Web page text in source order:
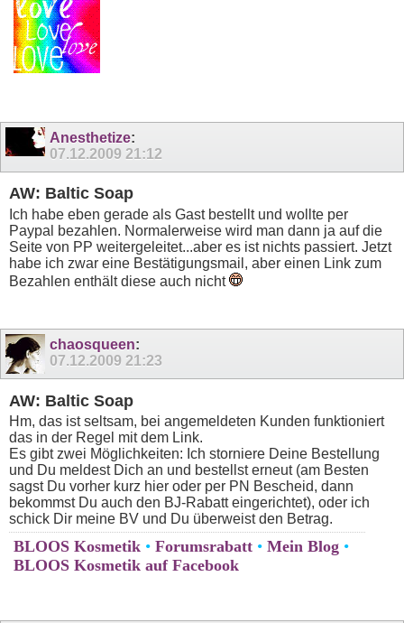
Anesthetize:
07.12.2009 21:12
AW: Baltic Soap
Ich habe eben gerade als Gast bestellt und wollte per
Paypal bezahlen. Normalerweise wird man dann ja auf die
Seite von PP weitergeleitet...aber es ist nichts passiert. Jetzt
habe ich zwar eine Bestätigungsmail, aber einen Link zum
Bezahlen enthält diese auch nicht
chaosqueen:
07.12.2009 21:23
AW: Baltic Soap
Hm, das ist seltsam, bei angemeldeten Kunden funktioniert
das in der Regel mit dem Link.
Es gibt zwei Möglichkeiten: Ich storniere Deine Bestellung
und Du meldest Dich an und bestellst erneut (am Besten
sagst Du vorher kurz hier oder per PN Bescheid, dann
bekommst Du auch den BJ-Rabatt eingerichtet), oder ich
schick Dir meine BV und Du überweist den Betrag.
BLOOS Kosmetik • Forumsrabatt • Mein Blog •
BLOOS Kosmetik auf Facebook